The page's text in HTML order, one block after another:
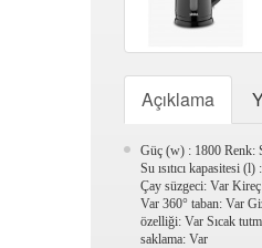
Açıklama
Güç (w) : 1800 Renk:
Su ısıtıcı kapasitesi
Çay süzgeci: Var
Var 360° taban: Var
özelliği: Var Sıcak
saklama: Var